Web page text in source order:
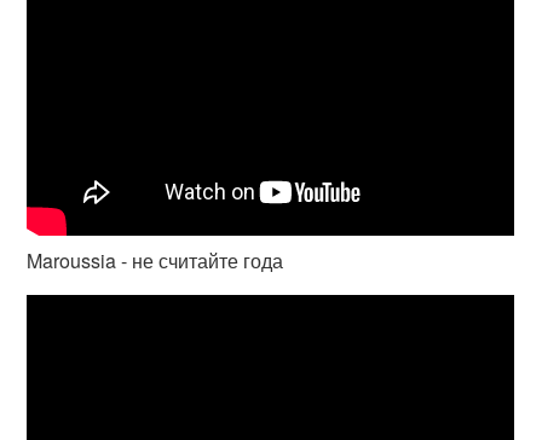
Maroussia - не считайте года